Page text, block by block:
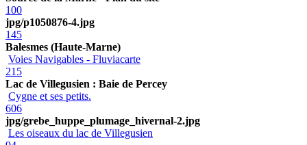
100
jpg/p1050876-4.jpg
145
Balesmes (Haute-Marne)
Voies Navigables - Fluviacarte
215
Lac de Villegusien : Baie de Percey
Cygne et ses petits.
606
jpg/grebe_huppe_plumage_hivernal-2.jpg
Les oiseaux du lac de Villegusien